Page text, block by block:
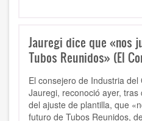
Jauregi dice que «nos
Tubos Reunidos» (El
El consejero de Industria
Jauregi, reconoció ayer,
del ajuste de plantilla, que
futuro de Tubos Reunidos,